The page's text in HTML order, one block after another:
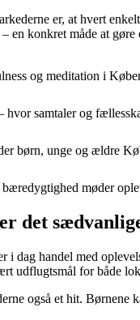
er, at hvert
en konkret måde at gøre
og meditation i
hvor samtaler og
børn, unge og ældre
møder
det
i dag handel med
udflugtsmål for både
også et hit. Børnene